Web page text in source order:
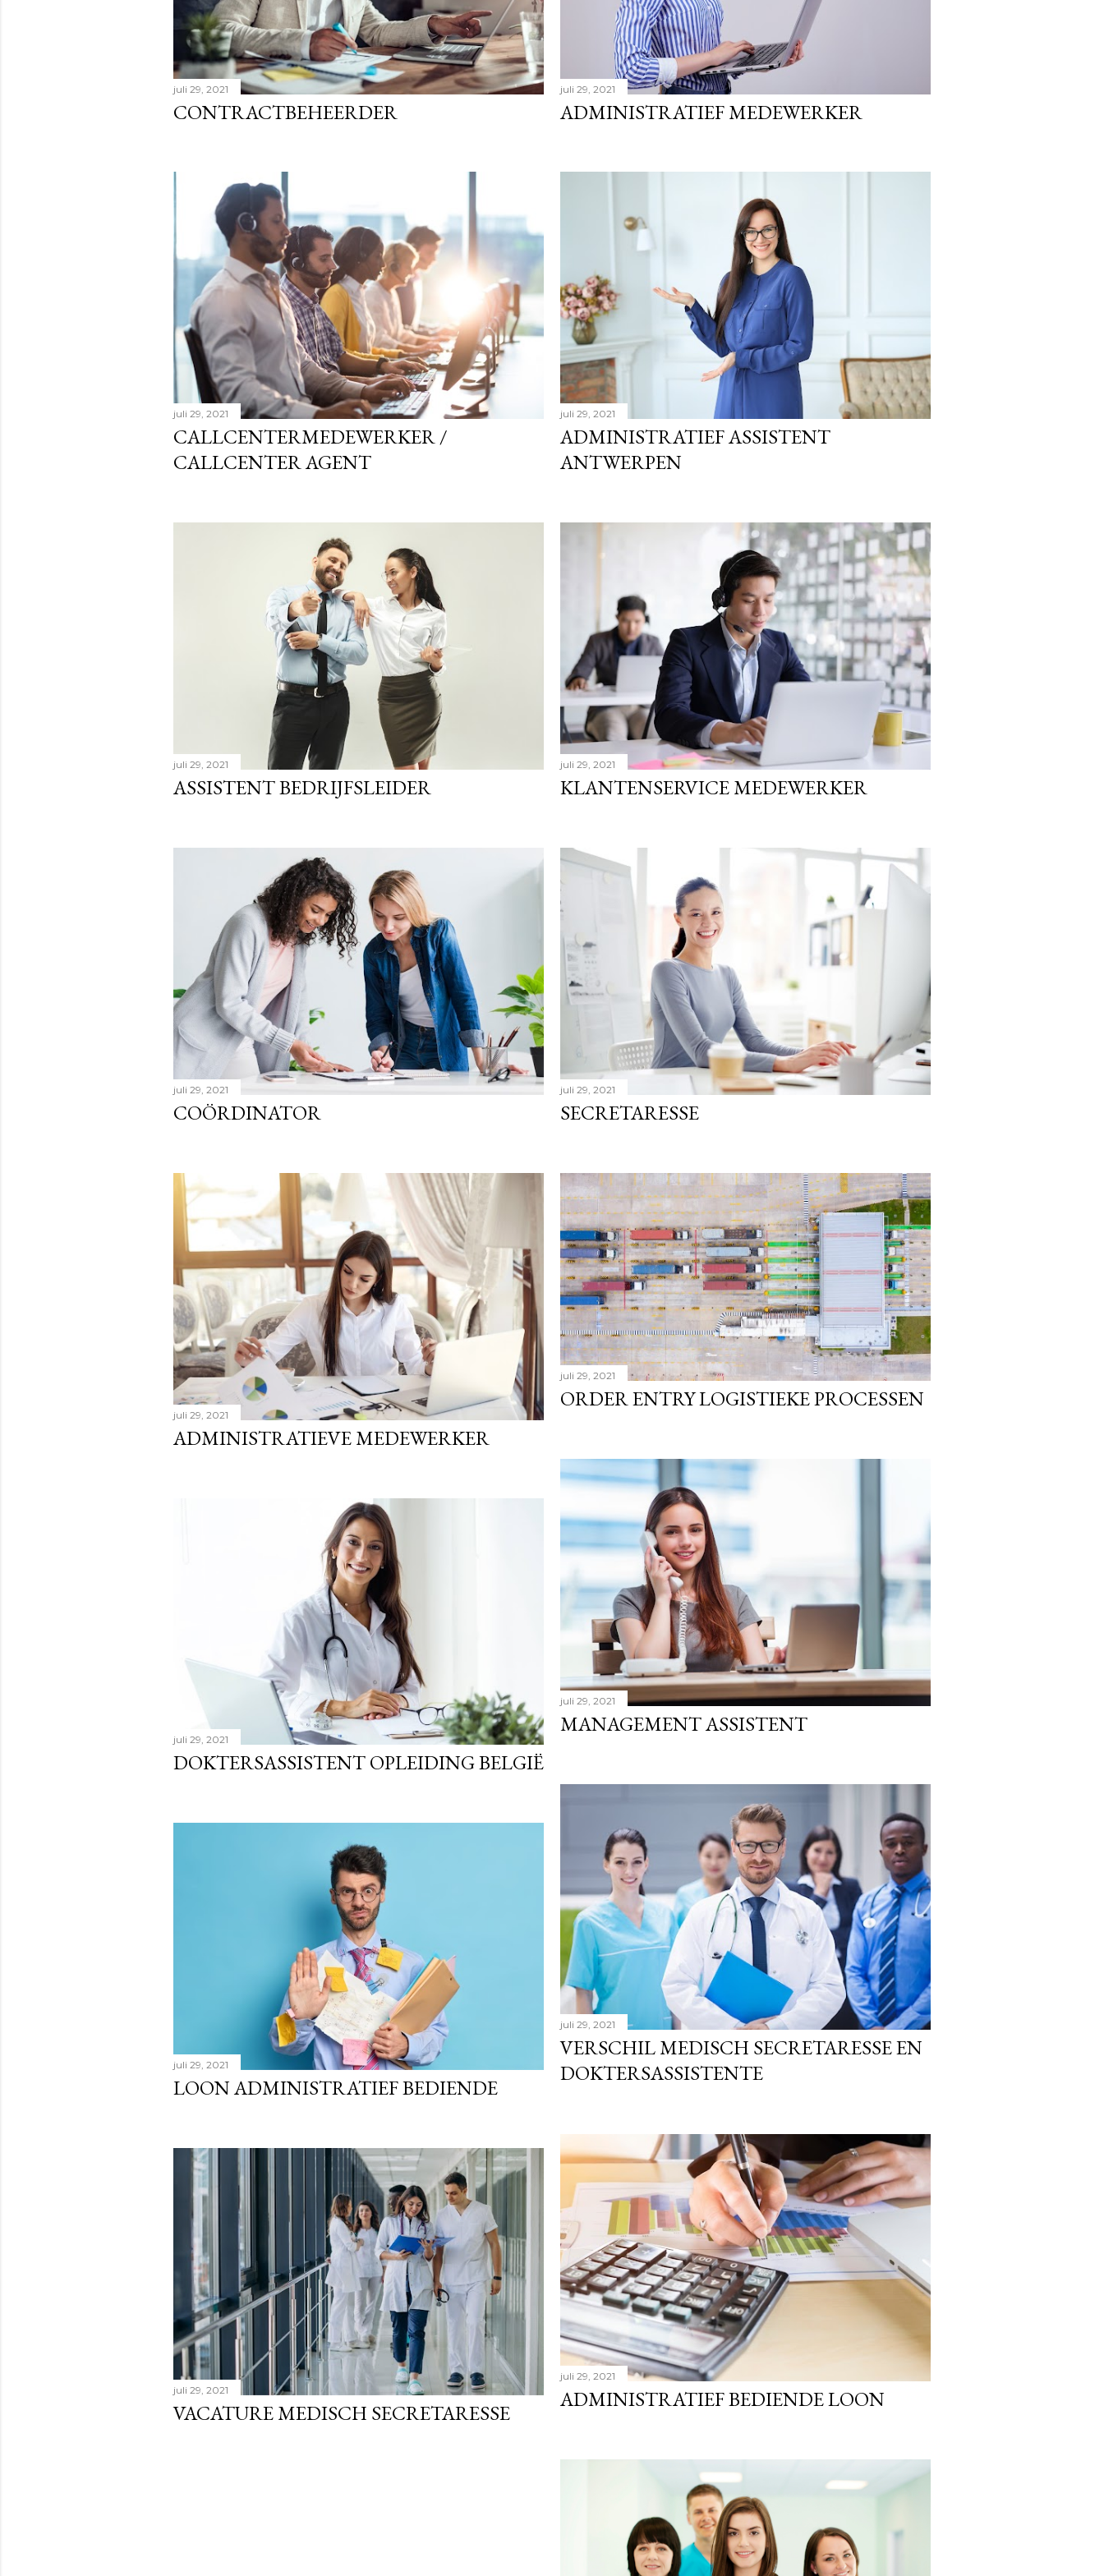
juli 29, 2021
CONTRACTBEHEERDER
juli 29, 2021
ADMINISTRATIEF MEDEWERKER
juli 29, 2021
CALLCENTERMEDEWERKER /
CALLCENTER AGENT
juli 29, 2021
ADMINISTRATIEF ASSISTENT
ANTWERPEN
juli 29, 2021
ASSISTENT BEDRIJFSLEIDER
juli 29, 2021
KLANTENSERVICE MEDEWERKER
juli 29, 2021
COÖRDINATOR
juli 29, 2021
SECRETARESSE
juli 29, 2021
ADMINISTRATIEVE MEDEWERKER
juli 29, 2021
ORDER ENTRY LOGISTIEKE PROCESSEN
juli 29, 2021
MANAGEMENT ASSISTENT
juli 29, 2021
DOKTERSASSISTENT OPLEIDING BELGIË
juli 29, 2021
VERSCHIL MEDISCH SECRETARESSE EN
DOKTERSASSISTENTE
juli 29, 2021
LOON ADMINISTRATIEF BEDIENDE
juli 29, 2021
ADMINISTRATIEF BEDIENDE LOON
juli 29, 2021
VACATURE MEDISCH SECRETARESSE